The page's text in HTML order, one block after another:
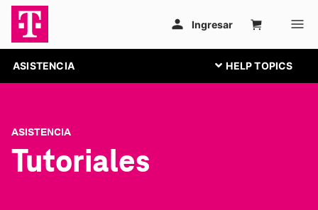
ASISTENCIA
ASISTENCIA
Tutoriales